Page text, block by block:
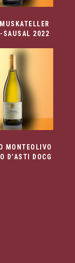
SAUSAL 2022
MONTEOLIVO
D’ASTI DOCG